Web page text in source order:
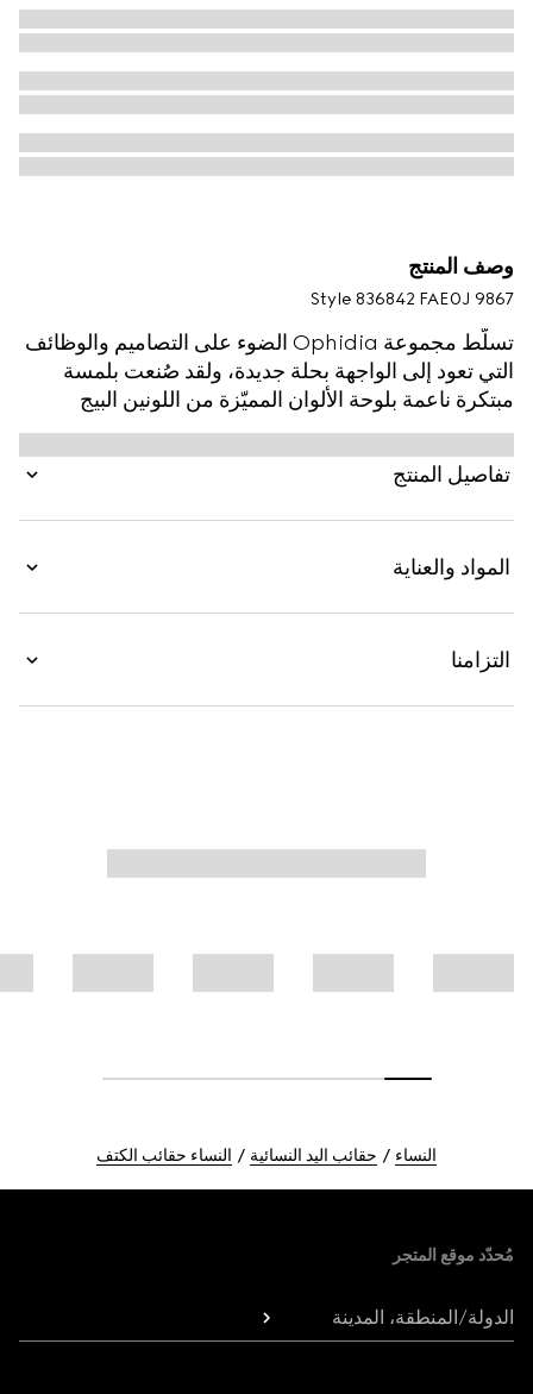
وصف المنتج
Style ‎836842 FAE0J 9867
تسلّط مجموعة Ophidia الضوء على التصاميم والوظائف
التي تعود إلى الواجهة بحلة جديدة، ولقد صُنعت بلمسة
مبتكرة ناعمة بلوحة الألوان المميّزة من اللونين البيج
والبني.
تفاصيل المنتج
المواد والعناية
التزامنا
النساء حقائب اليد النسائية النساء حقائب الكتف
مُحدّد موقع المتجر
الدولة/المنطقة، المدينة